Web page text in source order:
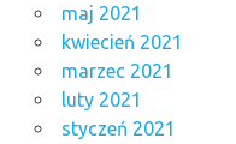
maj 2021
kwiecień 2021
marzec 2021
luty 2021
styczeń 2021